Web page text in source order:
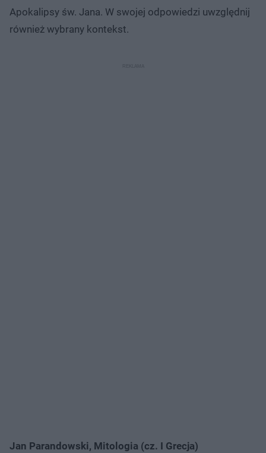
Apokalipsy św. Jana. W swojej odpowiedzi uwzględnij
również wybrany kontekst.
Jan Parandowski, Mitologia (cz. I Grecja)